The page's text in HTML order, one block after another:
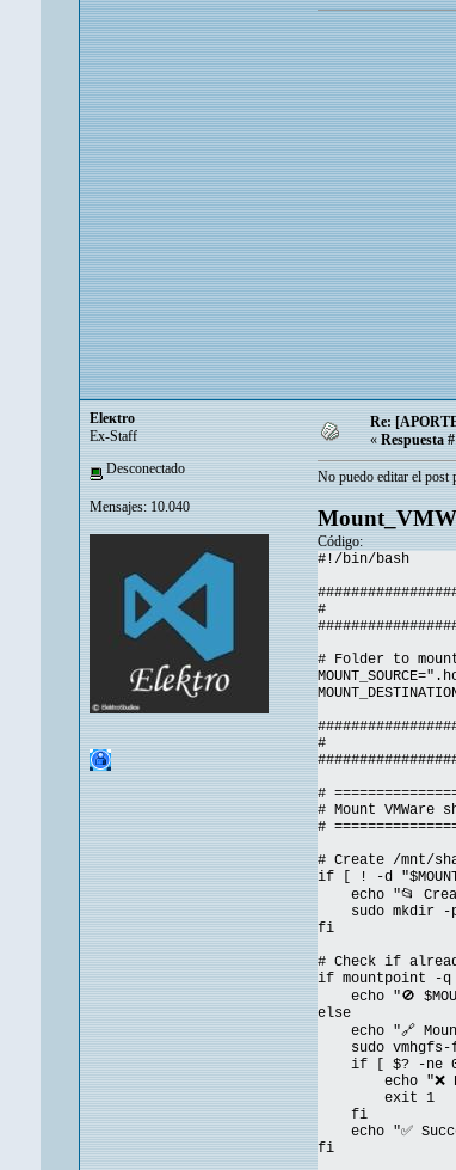
Eleкtro
Ex-Staff
Desconectado
Mensajes: 10.040
Re:
« Respuesta
No puedo editar el post
Código:
#!/bin/bash
#
# Folder to
#
#
# Mount VMWare
#
# Create /mnt/
if [ ! -d
echo "📂
sudo mkdir -p
fi
# Check if
if mountpoint -q
echo "🚫
else
echo "🔗
sudo vmhgfs-
if [ $? -ne 0
echo "❌
exit 1
fi
echo "✅
fi